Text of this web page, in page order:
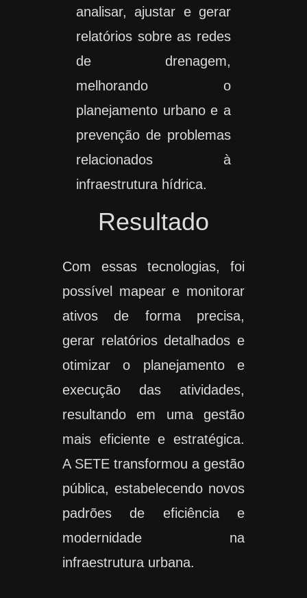
analisar, ajustar e gerar
relatórios sobre as redes
de drenagem,
melhorando o
planejamento urbano e a
prevenção de problemas
relacionados à
infraestrutura hídrica.
Resultado
Com essas tecnologias, foi
possível mapear e monitorar
ativos de forma precisa,
gerar relatórios detalhados e
otimizar o planejamento e
execução das atividades,
resultando em uma gestão
mais eficiente e estratégica.
A SETE transformou a gestão
pública, estabelecendo novos
padrões de eficiência e
modernidade na
infraestrutura urbana.